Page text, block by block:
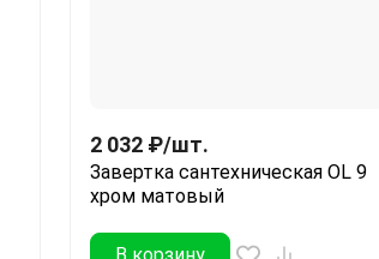
2 032 ₽/шт.
Завертка сантехническая OL 9
хром матовый
В корзину